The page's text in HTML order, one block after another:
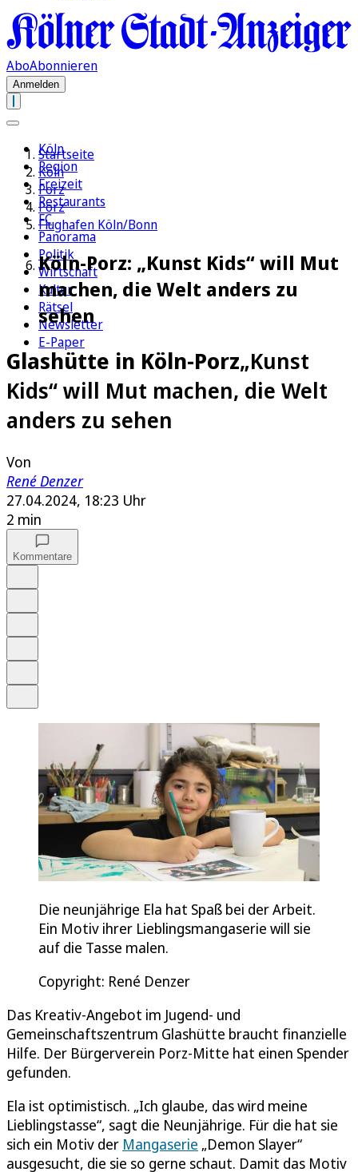
AboAbonnieren
Anmelden
Köln
Region
Freizeit
Restaurants
FC
Panorama
Politik
Wirtschaft
Kultur
Rätsel
Newsletter
E-Paper
Startseite
Köln
Porz
Porz
Flughafen Köln/Bonn
Köln-Porz: „Kunst Kids“ will Mut
machen, die Welt anders zu
sehen
Glashütte in Köln-Porz„Kunst
Kids“ will Mut machen, die Welt
anders zu sehen
Von
René Denzer
27.04.2024, 18:23 Uhr
2 min
Kommentare
Die neunjährige Ela hat Spaß bei der Arbeit.
Ein Motiv ihrer Lieblingsmangaserie will sie
auf die Tasse malen.
Copyright: René Denzer
Das Kreativ-Angebot im Jugend- und
Gemeinschaftszentrum Glashütte braucht finanzielle
Hilfe. Der Bürgerverein Porz-Mitte hat einen Spender
gefunden.
Ela ist optimistisch. „Ich glaube, das wird meine
Lieblingstasse“, sagt die Neunjährige. Für die hat sie
sich ein Motiv der Mangaserie „Demon Slayer“
ausgesucht, die sie so gerne schaut. Damit das Motiv